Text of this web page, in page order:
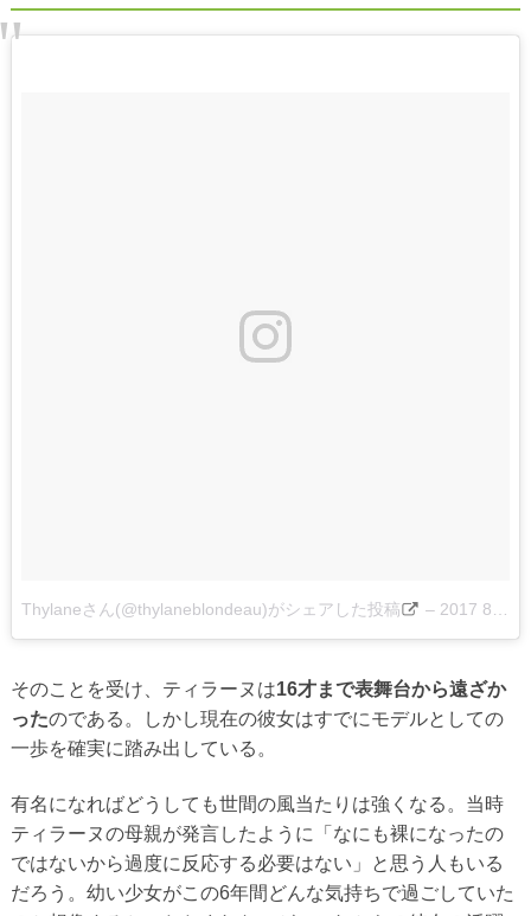
Thylaneさん(@thylaneblondeau)がシェアした投稿 – 2017 8月 27 4:39午前 PDT
そのことを受け、ティラーヌは16才まで表舞台から遠ざか
ったのである。しかし現在の彼女はすでにモデルとしての
一歩を確実に踏み出している。
有名になればどうしても世間の風当たりは強くなる。当時
ティラーヌの母親が発言したように「なにも裸になったの
ではないから過度に反応する必要はない」と思う人もいる
だろう。幼い少女がこの6年間どんな気持ちで過ごしていた